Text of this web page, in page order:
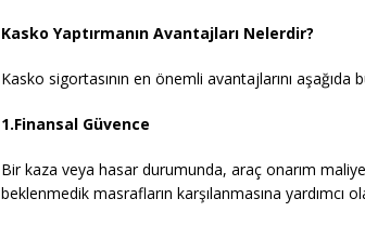
Kasko Yaptırmanın Avantajları Nelerdir?
Kasko sigortasının en önemli avantajlarını aşağıda
1.Finansal Güvence
Bir kaza veya hasar durumunda, araç onarım
beklenmedik masrafların karşılanmasına yardımcı